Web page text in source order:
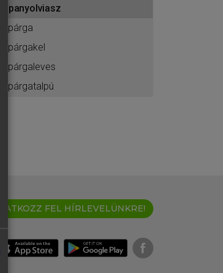
spanyolviasz
spárga
spárgakel
spárgaleves
spárgatalpú
IRATKOZZ FEL HÍRLEVELÜNKRE!